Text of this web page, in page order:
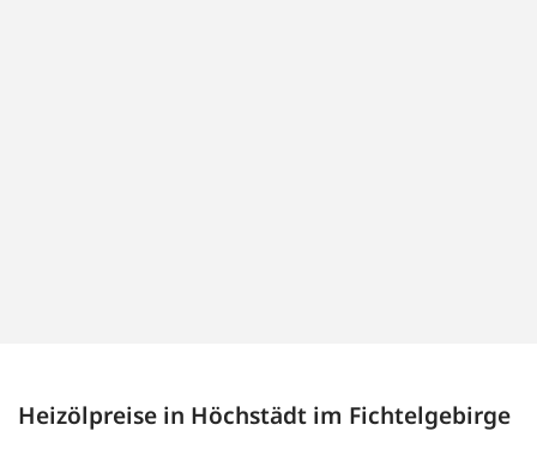
Heizölpreise in Höchstädt im Fichtelgebirge